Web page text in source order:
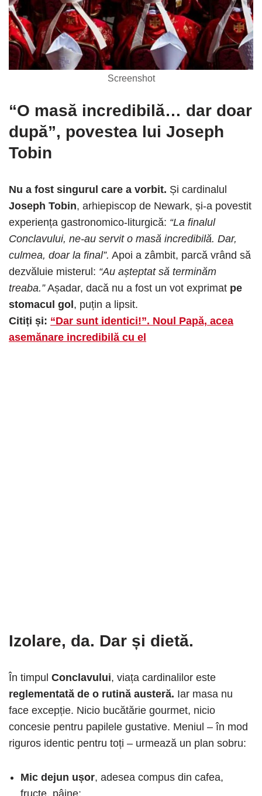
Screenshot
“O masă incredibilă… dar doar
după”, povestea lui Joseph
Tobin
Nu a fost singurul care a vorbit. Și cardinalul
Joseph Tobin, arhiepiscop de Newark, și-a povestit
experiența gastronomico-liturgică: “La finalul
Conclavului, ne-au servit o masă incredibilă. Dar,
culmea, doar la final”. Apoi a zâmbit, parcă vrând să
dezvăluie misterul: “Au așteptat să terminăm
treaba.”Așadar, dacă nu a fost un vot exprimat pe
stomacul gol , puțin a lipsit.
Citiți și: “Dar sunt identici!”. Noul Papă, acea
asemănare incredibilă cu el
Izolare, da. Dar și dietă.
În timpul Conclavului, viața cardinalilor este
reglementată de o rutină austeră. Iar masa nu
face excepție. Nicio bucătărie gourmet, nicio
concesie pentru papilele gustative. Meniul – în mod
riguros identic pentru toți – urmează un plan sobru:
Mic dejun ușor, adesea compus din cafea,